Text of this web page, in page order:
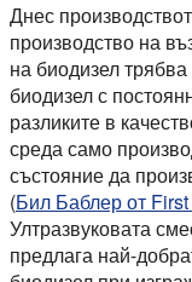
Днес
производство на
на биодизел
биодизел с
разликите в
среда само
състояние да
(Бил Баблер от
Ултразвуковата
предлага най-